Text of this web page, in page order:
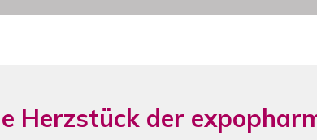
Herzstück der